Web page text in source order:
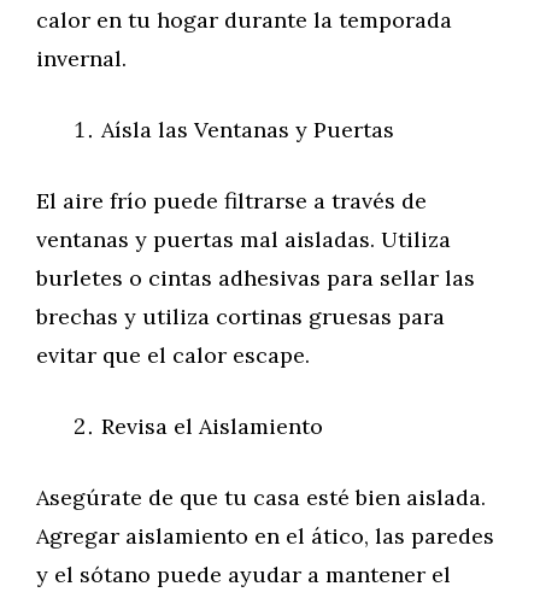
calor en tu hogar durante la temporada
invernal.
Aísla las Ventanas y Puertas
El aire frío puede filtrarse a través de
ventanas y puertas mal aisladas. Utiliza
burletes o cintas adhesivas para sellar las
brechas y utiliza cortinas gruesas para
evitar que el calor escape.
Revisa el Aislamiento
Asegúrate de que tu casa esté bien aislada.
Agregar aislamiento en el ático, las paredes
y el sótano puede ayudar a mantener el